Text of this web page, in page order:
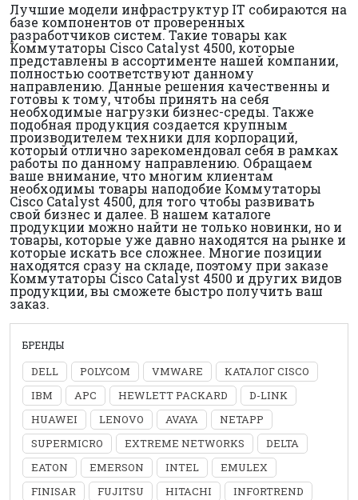
Лучшие модели инфраструктур IT собираются на
базе компонентов от проверенных
разработчиков систем. Такие товары как
Коммутаторы Cisco Catalyst 4500, которые
представлены в ассортименте нашей компании,
полностью соответствуют данному
направлению. Данные решения качественны и
готовы к тому, чтобы принять на себя
необходимые нагрузки бизнес-среды. Также
подобная продукция создается крупным
производителем техники для корпораций,
который отлично зарекомендовал себя в рамках
работы по данному направлению. Обращаем
ваше внимание, что многим клиентам
необходимы товары наподобие Коммутаторы
Cisco Catalyst 4500, для того чтобы развивать
свой бизнес и далее. В нашем каталоге
продукции можно найти не только новинки, но и
товары, которые уже давно находятся на рынке и
которые искать все сложнее. Многие позиции
находятся сразу на складе, поэтому при заказе
Коммутаторы Cisco Catalyst 4500 и других видов
продукции, вы сможете быстро получить ваш
заказ.
БРЕНДЫ
DELL POLYCOM VMWARE
КАТАЛОГ CISCO
IBM
APC HEWLETT PACKARD
D-LINK
HUAWEI
LENOVO AVAYA
NETAPP
SUPERMICRO
EXTREME NETWORKS
DELTA
EATON
EMERSON INTEL
EMULEX
FINISAR
FUJITSU HITACHI INFORTREND